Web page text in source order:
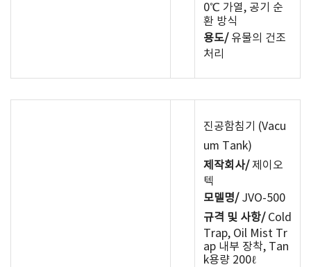
0℃ 가열, 공기 순
환 방식
용도/유물의 건조
처리
진공함침기 (Vacu
um Tank)
제작회사/제이오
텍
모델명/JVO-500
규격 및 사항/Cold
Trap, Oil Mist Tr
ap 내부 장착, Tan
k용량 200ℓ